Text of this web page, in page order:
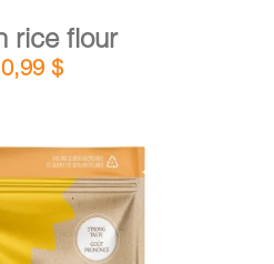
rice flour
$